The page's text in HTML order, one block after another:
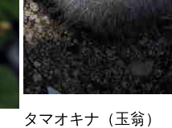
タマオキナ（玉翁）